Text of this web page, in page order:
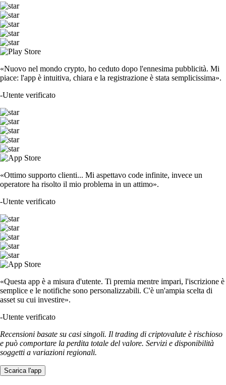
«Nuovo nel mondo crypto, ho ceduto dopo l'ennesima pubblicità. Mi
piace: l'app è intuitiva, chiara e la registrazione è stata semplicissima».
-Utente verificato
«Ottimo supporto clienti... Mi aspettavo code infinite, invece un
operatore ha risolto il mio problema in un attimo».
-Utente verificato
«Questa app è a misura d'utente. Ti premia mentre impari, l'iscrizione è
semplice e le notifiche sono personalizzabili. C'è un'ampia scelta di
asset su cui investire».
-Utente verificato
Recensioni basate su casi singoli. Il trading di criptovalute è rischioso
e può comportare la perdita totale del valore. Servizi e disponibilità
soggetti a variazioni regionali.
Scarica l'app